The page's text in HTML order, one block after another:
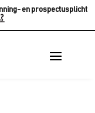
en prospectusplicht